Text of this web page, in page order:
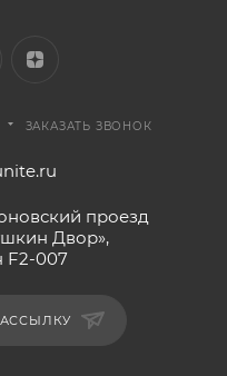
ЗАКАЗАТЬ ЗВОНОК
проезд
Двор»,
F2-007